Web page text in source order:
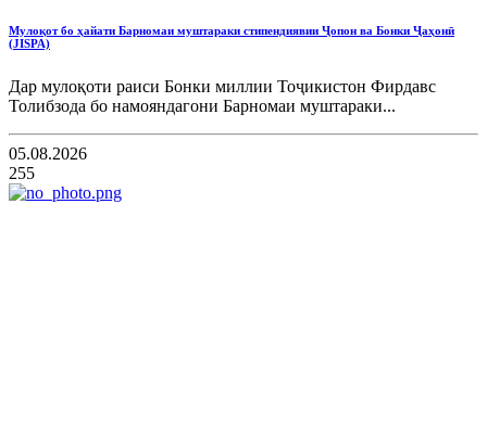
Мулоқот бо ҳайати Барномаи муштараки стипендиявии Ҷопон ва Бонки Ҷаҳонӣ
(JISPA)
Дар мулоқоти раиси Бонки миллии Тоҷикистон Фирдавс
Толибзода бо намояндагони Барномаи муштараки...
05.08.2026
255